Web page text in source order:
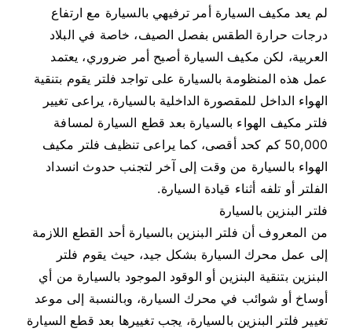
لم يعد مكيف السيارة أمر ترفيهي بالسيارة مع ارتفاع
درجات حرارة الطقس بفصل الصيف، خاصة في البلاد
العربية، لكن مكيف السيارة أصبح أمر ضروري، يعتمد
عمل هذه المنظومة بالسيارة على تواجد فلتر يقوم بتنقية
الهواء الداخل للمقصورة الداخلية بالسيارة، يراعى تغيير
فلتر مكيف الهواء بالسيارة بعد قطع السيارة لمسافة
50,000 كم كحد أقصى، كما يراعى تنظيف فلتر مكيف
الهواء بالسيارة من وقت إلى آخر لتجنب حدوث انسداد
الفلتر أو تلفه أثناء قيادة السيارة.
فلتر البنزين بالسيارة
من المعروف أن فلتر البنزين بالسيارة أحد القطع اللازمة
إلى عمل محرك السيارة بشكل جيد، حيث يقوم فلتر
البنزين بتنقية البنزين أو الوقود الموجود بالسيارة من أي
أوساخ أو شوائب في محرك السيارة، وبالنسبة إلى موعد
تغيير فلتر البنزين بالسيارة، يجب تغييرها بعد قطع السيارة